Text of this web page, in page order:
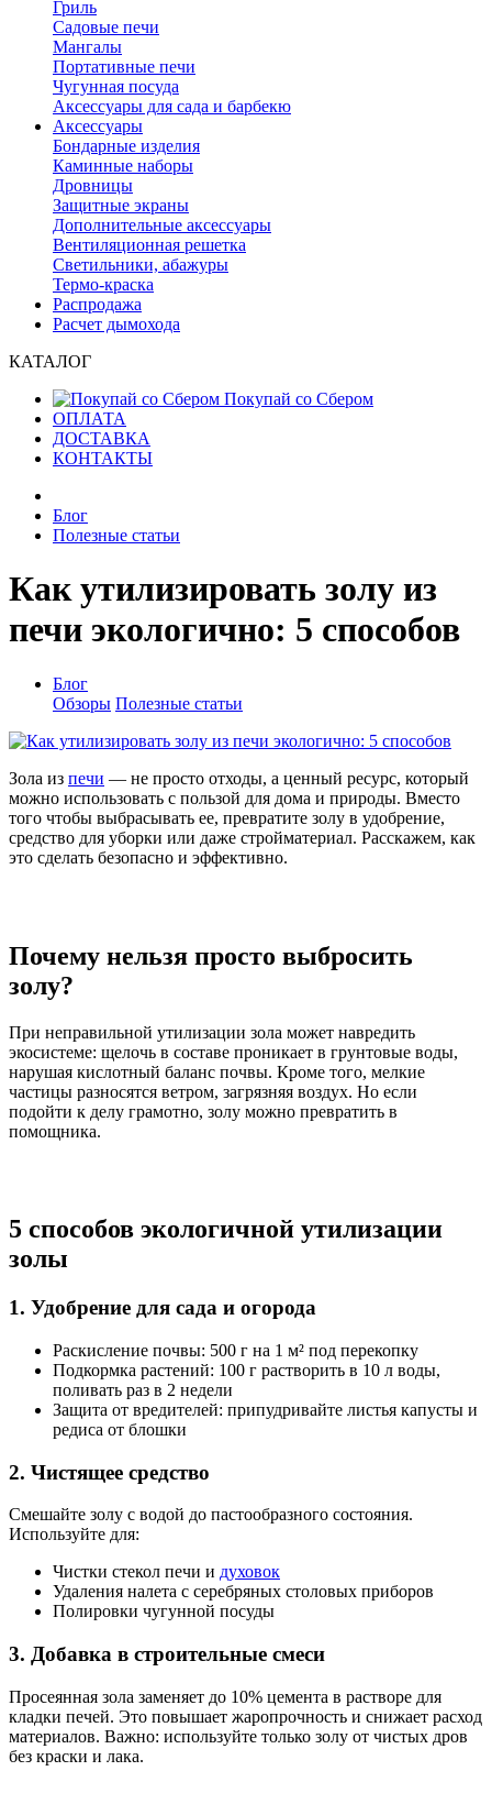
Гриль
Садовые печи
Мангалы
Портативные печи
Чугунная посуда
Аксессуары для сада и барбекю
Аксессуары
Бондарные изделия
Каминные наборы
Дровницы
Защитные экраны
Дополнительные аксессуары
Вентиляционная решетка
Светильники, абажуры
Термо-краска
Распродажа
Расчет дымохода
КАТАЛОГ
Покупай со Сбером
ОПЛАТА
ДОСТАВКА
КОНТАКТЫ
Блог
Полезные статьи
Как утилизировать золу из
печи экологично: 5 способов
Блог
Обзоры Полезные статьи
Зола из печи — не просто отходы, а ценный ресурс, который
можно использовать с пользой для дома и природы. Вместо
того чтобы выбрасывать ее, превратите золу в удобрение,
средство для уборки или даже стройматериал. Расскажем, как
это сделать безопасно и эффективно.
Почему нельзя просто выбросить
золу?
При неправильной утилизации зола может навредить
экосистеме: щелочь в составе проникает в грунтовые воды,
нарушая кислотный баланс почвы. Кроме того, мелкие
частицы разносятся ветром, загрязняя воздух. Но если
подойти к делу грамотно, золу можно превратить в
помощника.
5 способов экологичной утилизации
золы
1. Удобрение для сада и огорода
Раскисление почвы: 500 г на 1 м² под перекопку
Подкормка растений: 100 г растворить в 10 л воды,
поливать раз в 2 недели
Защита от вредителей: припудривайте листья капусты и
редиса от блошки
2. Чистящее средство
Смешайте золу с водой до пастообразного состояния.
Используйте для:
Чистки стекол печи и духовок
Удаления налета с серебряных столовых приборов
Полировки чугунной посуды
3. Добавка в строительные смеси
Просеянная зола заменяет до 10% цемента в растворе для
кладки печей. Это повышает жаропрочность и снижает расход
материалов. Важно: используйте только золу от чистых дров
без краски и лака.